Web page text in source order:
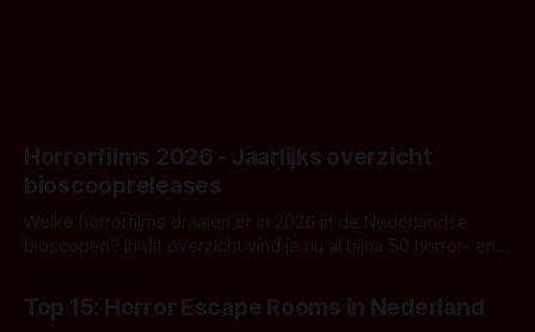
Horrorfilms 2026 - Jaarlijks overzicht
bioscoopreleases
Welke horrorfilms draaien er in 2026 in de Nederlandse
bioscopen? In dit overzicht vind je nu al bijna 50 horror- en
Top 15: Horror Escape Rooms in Nederland